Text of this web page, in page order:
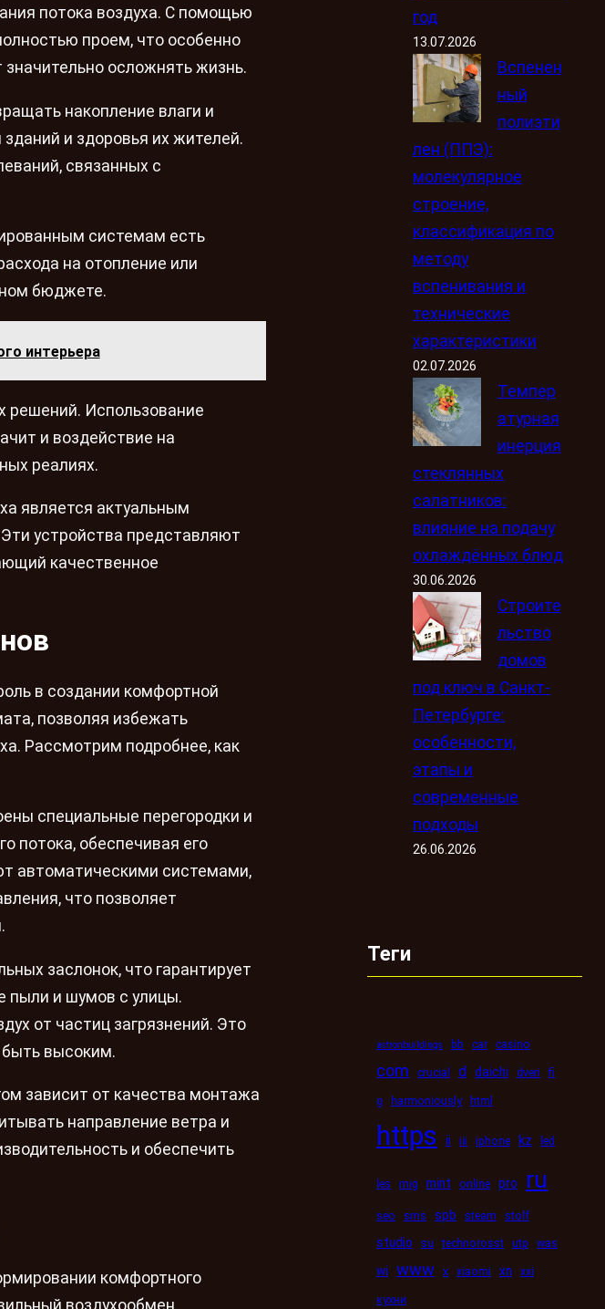
потока воздуха. С помощью
проем, что особенно
значительно осложнять жизнь.
накопление влаги и
и здоровья их жителей.
связанных с
системам есть
на отопление или
бюджете.
интерьера
решений. Использование
и воздействие на
реалиях.
является актуальным
устройства представляют
качественное
в создании комфортной
позволяя избежать
Рассмотрим подробнее, как
специальные перегородки и
потока, обеспечивая его
автоматическими системами,
что позволяет
заслонок, что гарантирует
пыли и шумов с улицы.
от частиц загрязнений. Это
быть высоким.
зависит от качества монтажа
направление ветра и
и обеспечить
комфортного
воздухообмен
год
13.07.2026
Вспенен
ный
полиэти
лен (ППЭ):
молекулярное
строение,
классификация по
методу
вспенивания и
технические
характеристики
02.07.2026
Темпер
атурная
инерция
стеклянных
салатников:
влияние на подачу
охлаждённых блюд
30.06.2026
Строите
льство
домов
под ключ в Санкт-
Петербурге:
особенности,
этапы и
современные
подходы
26.06.2026
Теги
astronbuildings bb car casino
com crucial d daichi dveri fi
g harmoniously html
https ii iii iphone kz led
les mig mint online pro ru
seo sms spb steam stolf
studio su technorosst utp was
wi www x xiaomi xn xxi
кухни